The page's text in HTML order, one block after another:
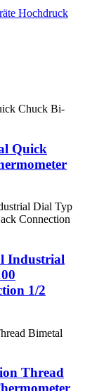
Quick
Industrial
1/2
Thread